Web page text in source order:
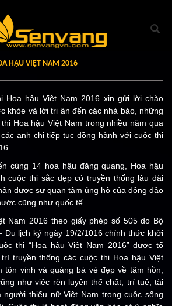
HẬU VIỆT NAM 2016
Hoa hậu Việt Nam 2016 xin gửi lời chào
khỏe và lời tri ân đến các nhà báo, những
Hoa hậu Việt Nam trong nhiều năm qua
anh chị tiếp tục đồng hành với cuộc thi
cùng 14 hoa hậu đăng quang, Hoa hậu
cuộc thi sắc đẹp có truyền thống lâu dài
được sự quan tâm ủng hộ của đông đảo
cũng như quốc tế.
Nam 2016 theo giấy phép số 505 do Bộ
Du lịch ký ngày 19/2/1016 chính thức khởi
thi “Hoa hậu Việt Nam 2016” được tổ
truyền thống các cuộc thi Hoa hậu Việt
tôn vinh và quảng bá vẻ đẹp về tâm hồn,
như việc rèn luyện thể chất, trí tuệ, tài
người thiếu nữ Việt Nam trong cuộc sống